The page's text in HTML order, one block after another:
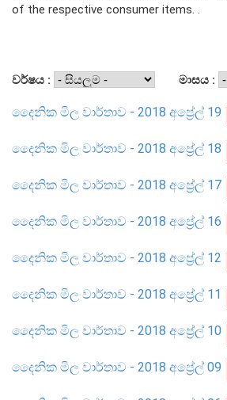
අරමුණු
සංවිධාන ව්‍යුහය
පාලන ව්‍යුහය
දෙපාර්තමේන්තු
පාලන සංග්‍රහ සහ ප්‍රතිපත්ති
එක්ස්ටර් වාර්තාව
of the respective consumer items. .
වර්ෂය : මාසය :
දෛනික මිල වාර්තාව - 2018 අප්‍රේල් 19
දෛනික මිල වාර්තාව - 2018 අප්‍රේල් 18
දෛනික මිල වාර්තාව - 2018 අප්‍රේල් 17
දෛනික මිල වාර්තාව - 2018 අප්‍රේල් 16
දෛනික මිල වාර්තාව - 2018 අප්‍රේල් 12
දෛනික මිල වාර්තාව - 2018 අප්‍රේල් 11
දෛනික මිල වාර්තාව - 2018 අප්‍රේල් 10
දෛනික මිල වාර්තාව - 2018 අප්‍රේල් 09